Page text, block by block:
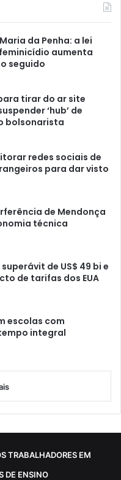
da Penha: a lei
aumenta
seguido
tirar do ar site
‘hub’ de
bolsonarista
redes sociais de
para dar visto
de Mendonça
técnica
de US$ 49 bi e
de tarifas dos EUA
escolas com
integral
TRABALHADORES EM
DE ENSINO